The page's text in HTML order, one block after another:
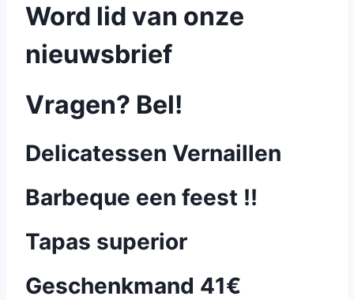
Word lid van onze
nieuwsbrief
Vragen? Bel!
Delicatessen Vernaillen
Barbeque een feest !!
Tapas superior
Geschenkmand 41€